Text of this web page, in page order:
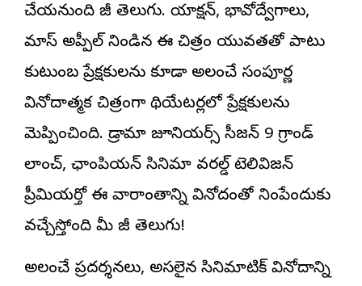
చేయనుంది జీ తెలుగు. యాక్షన్, భావోద్వేగాలు,
మాస్ అప్పీల్ నిండిన ఈ చిత్రం యువతతో పాటు
కుటుంబ ప్రేక్షకులను కూడా అలరించే సంపూర్ణ
వినోదాత్మక చిత్రంగా థియేటర్లలో ప్రేక్షకులను
మెప్పించింది. డ్రామా జూనియర్స్ సీజన్ 9 గ్రాండ్
లాంచ్, ఛాంపియన్ సినిమా వరల్డ్ టెలివిజన్
ప్రీమియర్తో ఈ వారాంతాన్ని వినోదంతో నింపేందుకు
వచ్చేస్తోంది మీ జీ తెలుగు!
అలరించే ప్రదర్శనలు, అసలైన సినిమాటిక్ వినోదాన్ని